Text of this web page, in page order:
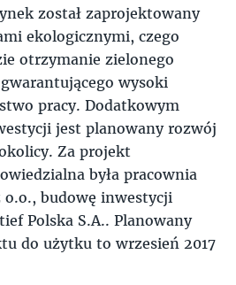
został zaprojektowany
ekologicznymi, czego
otrzymanie zielonego
wysoki
pracy. Dodatkowym
jest planowany rozwój
Za projekt
była pracownia
o.o., budowę inwestycji
Polska S.A.. Planowany
do użytku to wrzesień 2017